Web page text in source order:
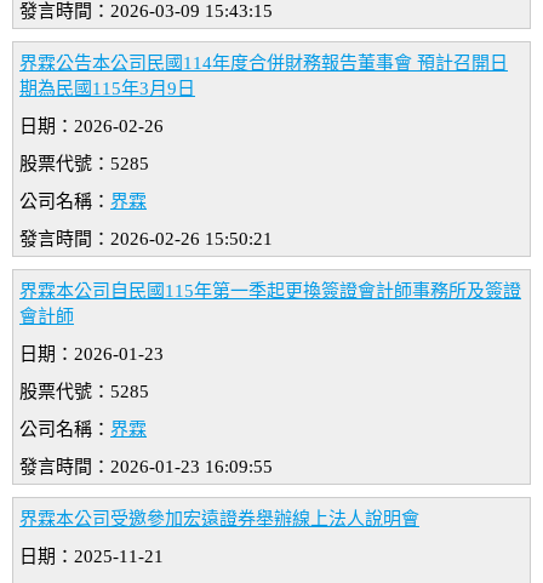
發言時間：2026-03-09 15:43:15
界霖公告本公司民國114年度合併財務報告董事會 預計召開日
期為民國115年3月9日
日期：2026-02-26
股票代號：5285
公司名稱： 界霖
發言時間：2026-02-26 15:50:21
界霖本公司自民國115年第一季起更換簽證會計師事務所及簽證
會計師
日期：2026-01-23
股票代號：5285
公司名稱： 界霖
發言時間：2026-01-23 16:09:55
界霖本公司受邀參加宏遠證券舉辦線上法人說明會
日期：2025-11-21